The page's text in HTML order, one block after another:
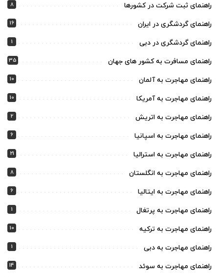
راهنمای ثبت شرکت در کشورها 8
راهنمای گردشگری در ایران 16
راهنمای گردشگری در دبی 1
راهنمای مسافرت به کشور های جهان 35
راهنمای مهاجرت به آلمان 10
راهنمای مهاجرت به آمریکا 10
راهنمای مهاجرت به اتریش 2
راهنمای مهاجرت به اسپانیا 6
راهنمای مهاجرت به استرالیا 21
راهنمای مهاجرت به انگلستان 8
راهنمای مهاجرت به ایتالیا 6
راهنمای مهاجرت به پرتغال 1
راهنمای مهاجرت به ترکیه 10
راهنمای مهاجرت به دبی 1
راهنمای مهاجرت به سوئد 14